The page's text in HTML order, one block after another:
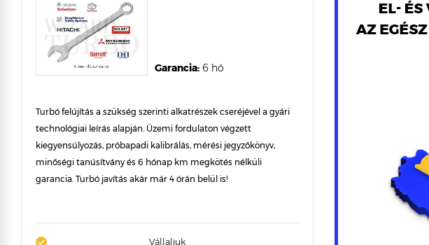
Garancia: 6 hó
Turbó felújítás a szükség szerinti alkatrészek cseréjével a gyári
technológiai leírás alapján. Üzemi fordulaton végzett
kiegyensúlyozás, próbapadi kalibrálás, mérési jegyzőkönyv,
minőségi tanúsítvány és 6 hónap km megkötés nélküli
garancia. Turbó javítás akár már 4 órán belül is!
Vállaljuk